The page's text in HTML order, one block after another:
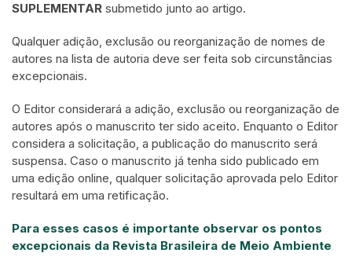
SUPLEMENTAR submetido junto ao artigo.
Qualquer adição, exclusão ou reorganização de nomes de
autores na lista de autoria deve ser feita sob circunstâncias
excepcionais.
O Editor considerará a adição, exclusão ou reorganização de
autores após o manuscrito ter sido aceito. Enquanto o Editor
considera a solicitação, a publicação do manuscrito será
suspensa. Caso o manuscrito já tenha sido publicado em
uma edição online, qualquer solicitação aprovada pelo Editor
resultará em uma retificação.
Para esses casos é importante observar os pontos
excepcionais da Revista Brasileira de Meio Ambiente